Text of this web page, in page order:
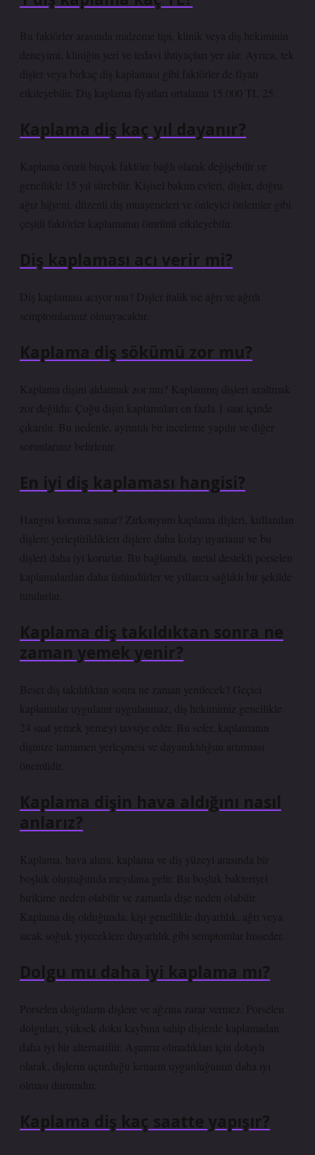
Bu faktörler arasında malzeme tipi, klinik veya diş hekiminin
deneyimi, kliniğin yeri ve tedavi ihtiyaçları yer alır. Ayrıca, tek
dişler veya birkaç diş kaplaması gibi faktörler de fiyatı
etkileyebilir. Diş kaplama fiyatları ortalama 15.000 TL 25.
Kaplama diş kaç yıl dayanır?
Kaplama ömrü birçok faktöre bağlı olarak değişebilir ve
genellikle 15 yıl sürebilir. Kişisel bakım evleri, dişler, doğru
ağız hijyeni, düzenli diş muayeneleri ve önleyici önlemler gibi
çeşitli faktörler kaplamanın ömrünü etkileyebilir.
Diş kaplaması acı verir mi?
Diş kaplaması acıyor mu? Dişler italik ise ağrı ve ağrılı
semptomlarınız olmayacaktır.
Kaplama diş sökümü zor mu?
Kaplama dişini aldatmak zor mu? Kaplanmış dişleri azaltmak
zor değildir. Çoğu dişin kaplamaları en fazla 1 saat içinde
çıkarılır. Bu nedenle, ayrıntılı bir inceleme yapılır ve diğer
sorunlarınız belirlenir.
En iyi diş kaplaması hangisi?
Hangisi koruma sunar? Zirkonyum kaplama dişleri, kullanılan
dişlere yerleştirildikleri dişlere daha kolay uyarlanır ve bu
dişleri daha iyi korurlar. Bu bağlamda, metal destekli porselen
kaplamalardan daha üstündürler ve yıllarca sağlıklı bir şekilde
tutulurlar.
Kaplama diş takıldıktan sonra ne
zaman yemek yenir?
Beset diş takıldıktan sonra ne zaman yenilecek? Geçici
kaplamalar uygulanır uygulanmaz, diş hekimimiz genellikle
24 saat yemek yemeyi tavsiye eder. Bu sefer, kaplamanın
dişinize tamamen yerleşmesi ve dayanıklılığını artırması
önemlidir.
Kaplama dişin hava aldığını nasıl
anlarız?
Kaplama, hava alımı, kaplama ve diş yüzeyi arasında bir
boşluk oluştuğunda meydana gelir. Bu boşluk bakteriyel
birikime neden olabilir ve zamanla dişe neden olabilir.
Kaplama diş olduğunda, kişi genellikle duyarlılık, ağrı veya
sıcak soğuk yiyeceklere duyarlılık gibi semptomlar hisseder.
Dolgu mu daha iyi kaplama mı?
Porselen dolguların dişlere ve ağzına zarar vermez. Porselen
dolguları, yüksek doku kaybına sahip dişlerde kaplamadan
daha iyi bir alternatiftir. Aşınma olmadıkları için dolaylı
olarak, dişlerin uçurduğu kenarın uygunluğunun daha iyi
olması durumdur.
Kaplama diş kaç saatte yapışır?